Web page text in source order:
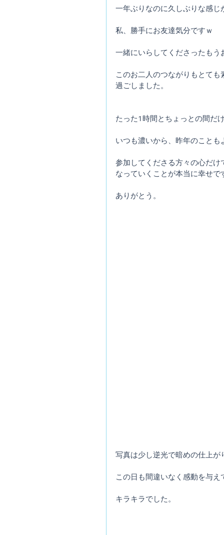
一年ぶりなのに久しぶりな感
私、勝手にお友達気分ですｗ
一緒にいらしてくださったも
このお二人のつながりもとて
過ごしました。
たった1時間とちょっとの間だ
いつも濃いから、昨年のことも
参加してくださる方々の心だ
なっていくことが本当に幸せで
ありがとう。
写真は少し逆光で暗めの仕上が
この日も間違いなく感動を与
キラキラでした。